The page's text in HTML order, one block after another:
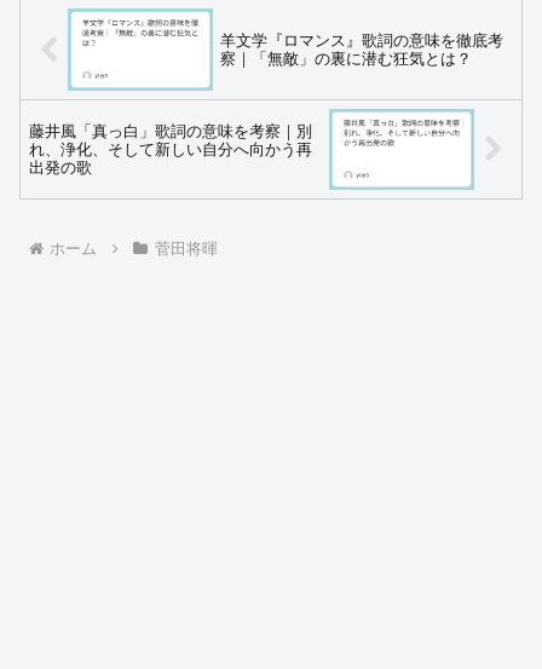
羊文学『ロマンス』歌詞の意味を徹底考
察｜「無敵」の裏に潜む狂気とは？
藤井風「真っ白」歌詞の意味を考察｜別
れ、浄化、そして新しい自分へ向かう再
出発の歌
ホーム 菅田将暉